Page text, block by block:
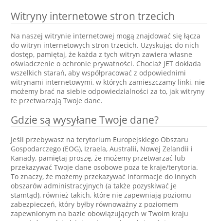
Witryny internetowe stron trzecich
Na naszej witrynie internetowej mogą znajdować się łącza
do witryn internetowych stron trzecich. Uzyskując do nich
dostęp, pamiętaj, że każda z tych witryn zawiera własne
oświadczenie o ochronie prywatności. Chociaż JET dokłada
wszelkich starań, aby współpracować z odpowiednimi
witrynami internetowymi, w których zamieszczamy linki, nie
możemy brać na siebie odpowiedzialności za to, jak witryny
te przetwarzają Twoje dane.
Gdzie są wysyłane Twoje dane?
Jeśli przebywasz na terytorium Europejskiego Obszaru
Gospodarczego (EOG), Izraela, Australii, Nowej Zelandii i
Kanady, pamiętaj proszę, że możemy przetwarzać lub
przekazywać Twoje dane osobowe poza te kraje/terytoria.
To znaczy, że możemy przekazywać informacje do innych
obszarów administracyjnych (a także pozyskiwać je
stamtąd), również takich, które nie zapewniają poziomu
zabezpieczeń, który byłby równoważny z poziomem
zapewnionym na bazie obowiązujących w Twoim kraju